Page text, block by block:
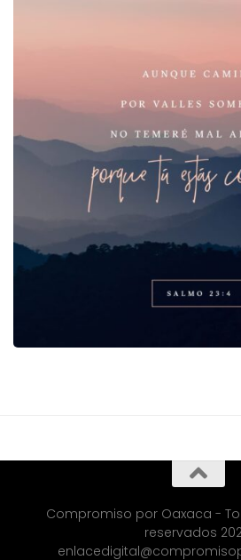
Compromiso por Oaxaca -
reservados